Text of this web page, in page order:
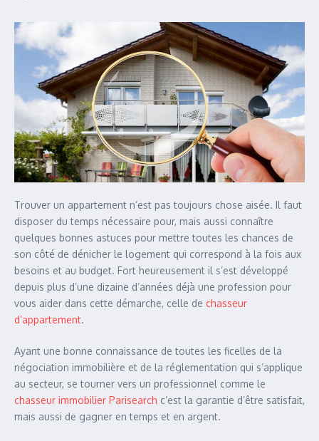
Trouver un appartement n’est pas toujours chose aisée. Il faut
disposer du temps nécessaire pour, mais aussi connaître
quelques bonnes astuces pour mettre toutes les chances de
son côté de dénicher le logement qui correspond à la fois aux
besoins et au budget. Fort heureusement il s’est développé
depuis plus d’une dizaine d’années déjà une profession pour
vous aider dans cette démarche, celle de chasseur
d’appartement.
Ayant une bonne connaissance de toutes les ficelles de la
négociation immobilière et de la réglementation qui s’applique
au secteur, se tourner vers un professionnel comme le
chasseur immobilier Parisearch c’est la garantie d’être satisfait,
mais aussi de gagner en temps et en argent.